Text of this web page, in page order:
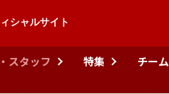
シャルサイト
スタッフ 特集 チーム